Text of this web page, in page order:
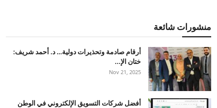
منشورات شائعة
أرقام صادمة وتحذيرات دولية… د. أحمد شريف:
ختان الإ...
Nov 21, 2025
أفضل شركات التسويق الإلكتروني في الوطن